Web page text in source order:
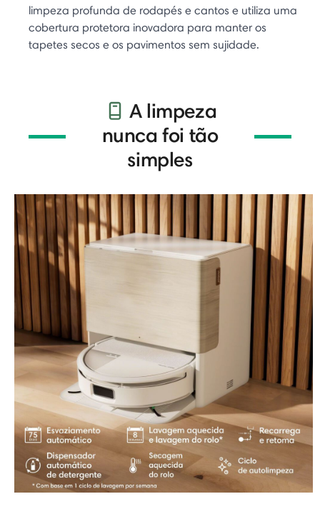
limpeza profunda de rodapés e cantos e utiliza uma
cobertura protetora inovadora para manter os
tapetes secos e os pavimentos sem sujidade.
A limpeza
nunca foi tão
simples